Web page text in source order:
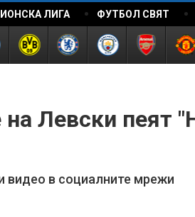
ЛИГА ФУТБОЛ СВЯТ
Левски пеят
видео в социалните мрежи